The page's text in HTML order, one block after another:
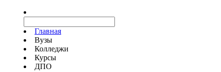
Главная
Вузы
Колледжи
Курсы
ДПО